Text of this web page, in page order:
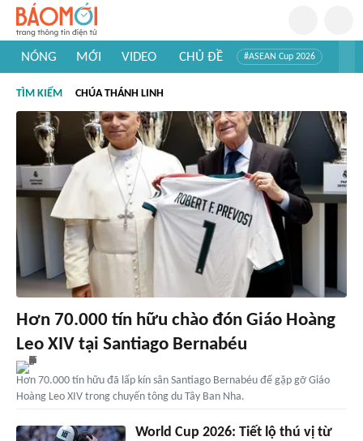
NÓNG MỚI VIDEO CHỦ ĐỀ #ASEAN Cup 2026
#Khám phá thế giới
TÌM KIẾM CHÚA THÁNH LINH
Hơn 70.000 tín hữu chào đón Giáo Hoàng
Leo XIV tại Santiago Bernabéu
Hơn 70.000 tín hữu đã lấp kín sân Santiago Bernabéu để gặp gỡ Giáo
Hoàng Leo XIV trong chuyến tông du Tây Ban Nha.
World Cup 2026: Tiết lộ thú vị từ